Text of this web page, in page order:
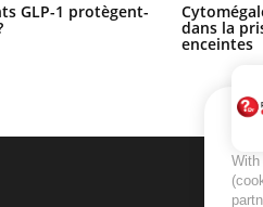
GLP-1 protègent-
dans la
enceintes